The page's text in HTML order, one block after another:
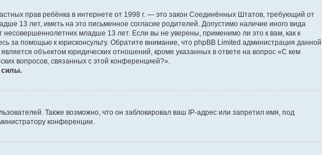
прав ребёнка в интернете от 1998 г. — это закон Соединённых Штатов, требующий от
13 лет, иметь на это письменное согласие родителей. Допустимо наличие иного вида
младше 13 лет. Если вы не уверены, применимо ли это к вам, как к
за помощью к юрисконсульту. Обратите внимание, что phpBB Limited администрация данной
объектом юридических отношений, кроме указанных в ответе на вопрос «С кем
вопросов, связанных с этой конференцией?».
силы.
Также возможно, что он заблокировал ваш IP-адрес или запретил имя, под
конференции.